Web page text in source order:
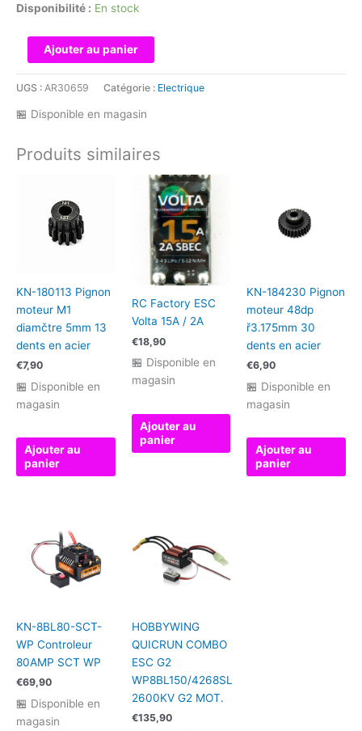
Disponibilité : En stock
quantité
de
Control
S-
Ajouter au panier
UGS : AR30659 Catégorie : Electrique
🏪 Disponible en magasin
Produits similaires
KN-180113 Pignon
moteur M1
diamčtre 5mm 13
dents en acier
€7,90
🏪 Disponible en
magasin
Ajouter au
panier
RC Factory ESC
Volta 15A / 2A
€18,90
🏪 Disponible en
magasin
Ajouter au
panier
KN-184230 Pignon
moteur 48dp
ř3.175mm 30
dents en acier
€6,90
🏪 Disponible en
magasin
Ajouter au
panier
KN-8BL80-SCT-
WP Controleur
80AMP SCT WP
€69,90
🏪 Disponible en
magasin
HOBBYWING
QUICRUN COMBO
ESC G2
WP8BL150/4268SL
2600KV G2 MOT.
€135,90